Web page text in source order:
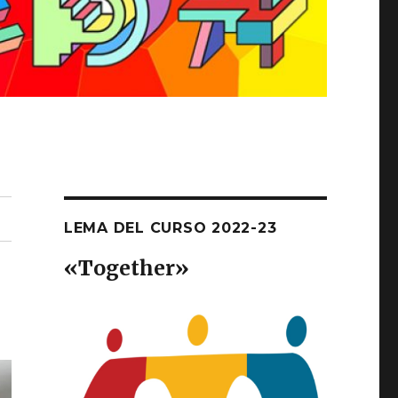
LEMA DEL CURSO 2022-23
«Together»